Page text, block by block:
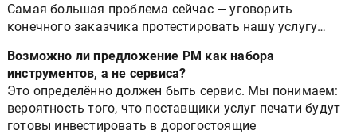
Самая большая проблема сейчас — уговорить
конечного заказчика протестировать нашу услугу…
Возможно ли предложение PM как набора
инструментов, а не сервиса?
Это определённо должен быть сервис. Мы понимаем:
вероятность того, что поставщики услуг печати будут
готовы инвестировать в дорогостоящие